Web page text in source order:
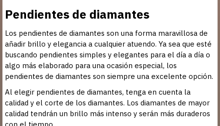
Pendientes de diamantes
Los pendientes de diamantes son una forma maravillosa de
añadir brillo y elegancia a cualquier atuendo. Ya sea que esté
buscando pendientes simples y elegantes para el día a día o
algo más elaborado para una ocasión especial, los
pendientes de diamantes son siempre una excelente opción.
Al elegir pendientes de diamantes, tenga en cuenta la
calidad y el corte de los diamantes. Los diamantes de mayor
calidad tendrán un brillo más intenso y serán más duraderos